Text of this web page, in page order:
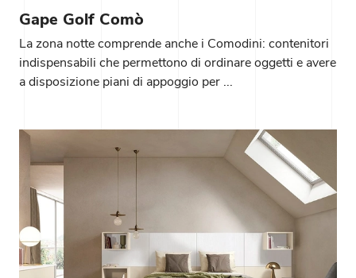
Gape Golf Comò
La zona notte comprende anche i Comodini: contenitori
indispensabili che permettono di ordinare oggetti e avere
a disposizione piani di appoggio per ...